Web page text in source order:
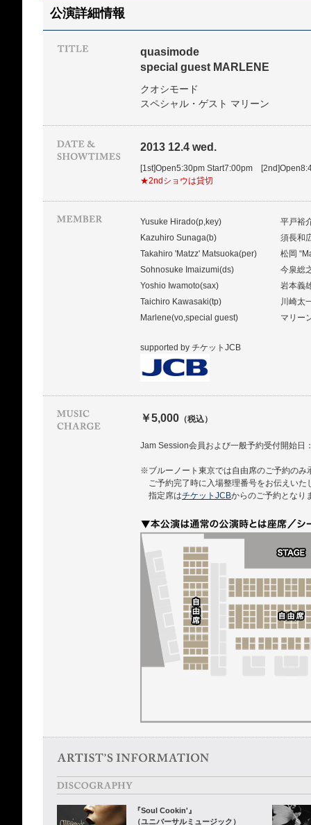
公演詳細情報
quasimode
special guest MARLENE
クオシモード
スペシャル・ゲスト マリーン
2013 12.4 wed.
[1st]Open5:30pm Start7:00pm
★2ndショウは貸切
Yusuke Hirado(p,key)
平戸裕
Kazuhiro Sunaga(b)
須長和
Takahiro 'Matzz' Matsuoka(per)
松岡
Sohnosuke Imaizumi(ds)
今泉総
Yoshio Iwamoto(sax)
岩本義
Taichiro Kawasaki(tp)
川崎太
Marlene(vo,special guest)
マリー
supported by チケットJCB
￥5,000 （税込）
Jam Session会員および一般予約受付開始日
※ブルーノート東京では自由席のご予約のみ
ご予約完了時に入場整理番号をお伝えいた
指定席はチケットJCBからのご予約となり
『Soul Cookin'』
（ユニバーサルミュージック）